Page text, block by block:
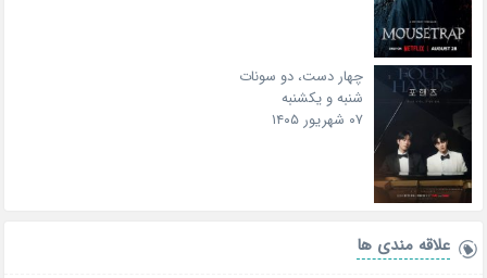
چهار دست، دو سونات
شنبه و یکشنبه
۰۷ شهریور ۱۴۰۵
علاقه‌ مندی ها